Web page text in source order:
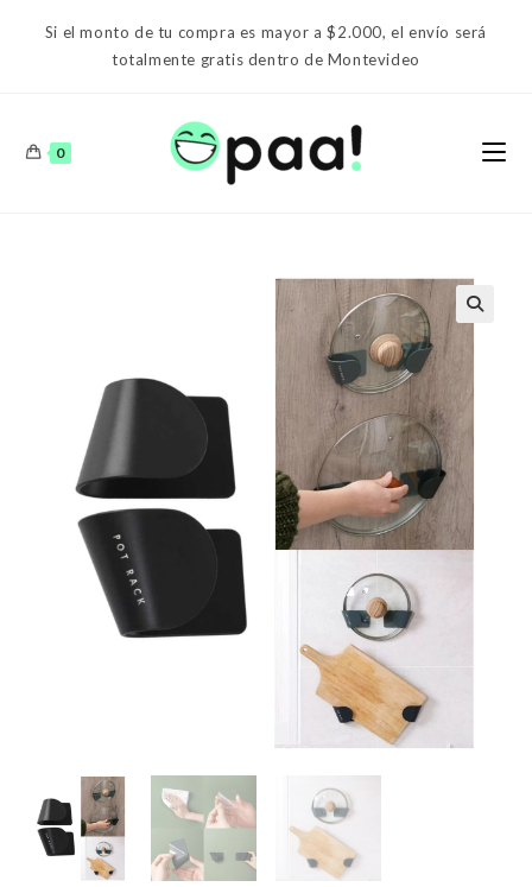
Si el monto de tu compra es mayor a $2.000, el envío será
totalmente gratis dentro de Montevideo
0